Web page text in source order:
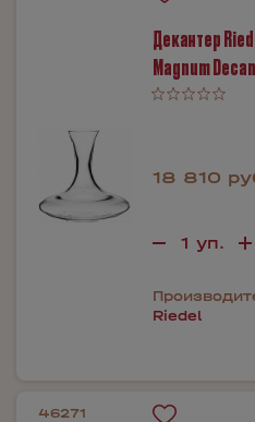
Декантер
Magnum
18 810
Riedel
46271